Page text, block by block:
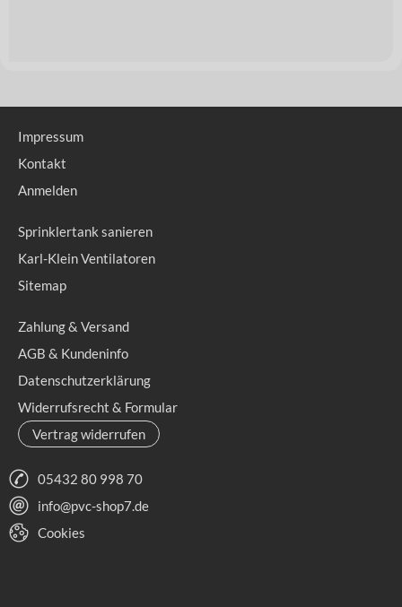
Impressum
Kontakt
Anmelden
Sprinklertank sanieren
Karl-Klein Ventilatoren
Sitemap
Zahlung & Versand
AGB & Kundeninfo
Datenschutzerklärung
Widerrufsrecht & Formular
Vertrag widerrufen
05432 80 998 70
info@pvc-shop7.de
Cookies